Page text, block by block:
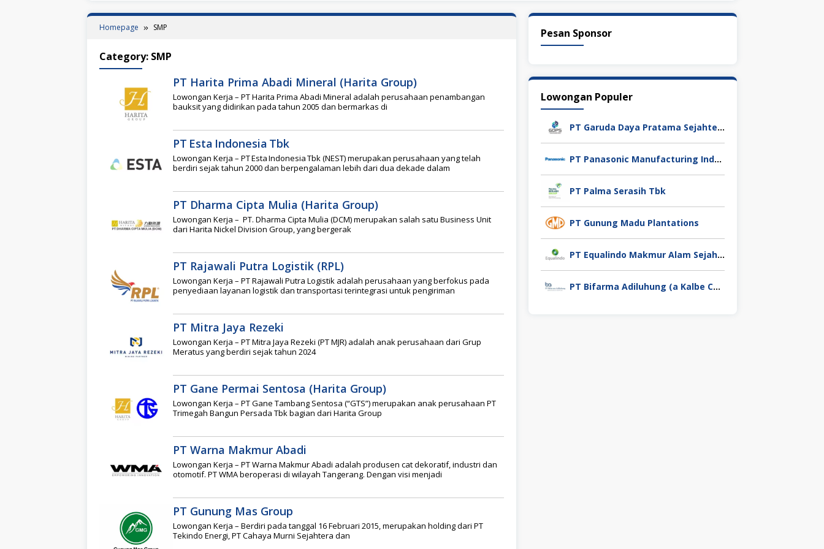
Homepage SMP
Category: SMP
PT Harita Prima Abadi Mineral (Harita Group)
Lowongan Kerja – PT Harita Prima Abadi Mineral adalah perusahaan penambangan
bauksit yang didirikan pada tahun 2005 dan bermarkas di
PT Esta Indonesia Tbk
Lowongan Kerja – PT Esta Indonesia Tbk (NEST) merupakan perusahaan yang telah
berdiri sejak tahun 2000 dan berpengalaman lebih dari dua dekade dalam
PT Dharma Cipta Mulia (Harita Group)
Lowongan Kerja – PT. Dharma Cipta Mulia (DCM) merupakan salah satu Business Unit
dari Harita Nickel Division Group, yang bergerak
PT Rajawali Putra Logistik (RPL)
Lowongan Kerja – PT Rajawali Putra Logistik adalah perusahaan yang berfokus pada
penyediaan layanan logistik dan transportasi terintegrasi untuk pengiriman
PT Mitra Jaya Rezeki
Lowongan Kerja – PT Mitra Jaya Rezeki (PT MJR) adalah anak perusahaan dari Grup
Meratus yang berdiri sejak tahun 2024
PT Gane Permai Sentosa (Harita Group)
Lowongan Kerja – PT Gane Tambang Sentosa (“GTS”) merupakan anak perusahaan PT
Trimegah Bangun Persada Tbk bagian dari Harita Group
PT Warna Makmur Abadi
Lowongan Kerja – PT Warna Makmur Abadi adalah produsen cat dekoratif, industri dan
otomotif. PT WMA beroperasi di wilayah Tangerang. Dengan visi menjadi
PT Gunung Mas Group
Lowongan Kerja – Berdiri pada tanggal 16 Februari 2015, merupakan holding dari PT
Tekindo Energi, PT Cahaya Murni Sejahtera dan
Pesan Sponsor
Lowongan Populer
PT Garuda Daya Pratama Sejahtera
PT Panasonic Manufacturing Indonesia
PT Palma Serasih Tbk
PT Gunung Madu Plantations
PT Equalindo Makmur Alam Sejahtera (Equalindo Group)
PT Bifarma Adiluhung (a Kalbe Company)